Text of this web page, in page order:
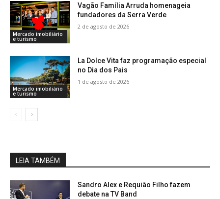
Mercado imobiliário
e turismo
Vagão Família Arruda homenageia
fundadores da Serra Verde
2 de agosto de 2026
Mercado imobiliário
e turismo
La Dolce Vita faz programação especial
no Dia dos Pais
1 de agosto de 2026
LEIA TAMBÉM
Sandro Alex e Requião Filho fazem
debate na TV Band